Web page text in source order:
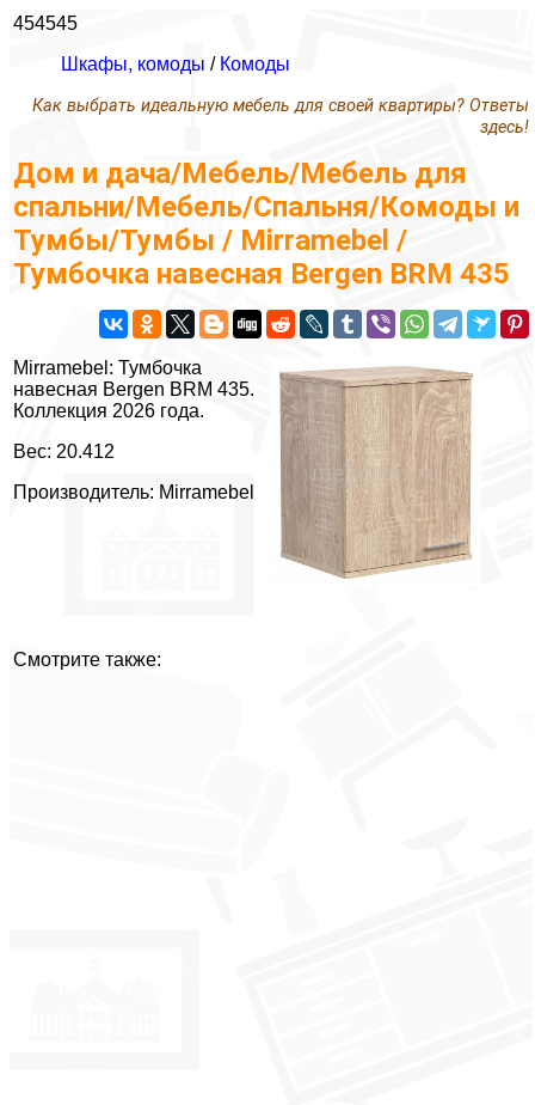
454545
Шкафы, комоды / Комоды
Как выбрать идеальную мебель для своей квартиры? Ответы
здесь!
Дом и дача/Мебель/Мебель для
спальни/Мебель/Спальня/Комоды и
Тумбы/Тумбы / Mirramebel /
Тумбочка навесная Bergen BRM 435
Mirramebel: Тумбочка
навесная Bergen BRM 435.
Коллекция 2026 года.
Вес: 20.412
Производитель: Mirramebel
Смотрите также: